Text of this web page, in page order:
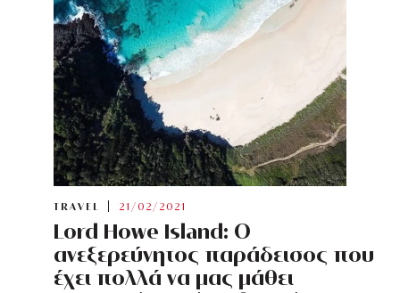
TRAVEL 21/02/2021
Lord Howe Island: Ο
ανεξερεύνητος παράδεισος που
έχει πολλά να μας μάθει